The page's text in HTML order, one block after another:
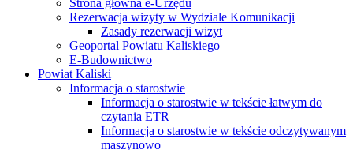
Strona główna e-Urzędu
Rezerwacja wizyty w Wydziale Komunikacji
Zasady rezerwacji wizyt
Geoportal Powiatu Kaliskiego
E-Budownictwo
Powiat Kaliski
Informacja o starostwie
Informacja o starostwie w tekście łatwym do
czytania ETR
Informacja o starostwie w tekście odczytywanym
maszynowo